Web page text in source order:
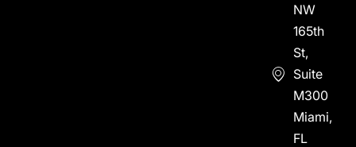
NW
165th
St,
Suite
M300
Miami,
FL